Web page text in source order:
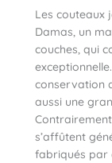
Les couteaux
Damas, un
couches, qui
conservation
aussi une
s’affûtent
fabriqués par